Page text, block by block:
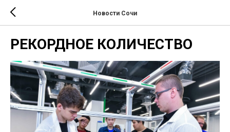
Новости Сочи
РЕКОРДНОЕ КОЛИЧЕСТВО